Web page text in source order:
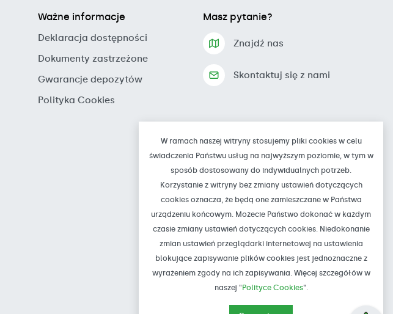
Ważne informacje
Deklaracja dostępności
Dokumenty zastrzeżone
Gwarancje depozytów
Polityka Cookies
Masz pytanie?
Znajdź nas
Skontaktuj się z nami
W ramach naszej witryny stosujemy pliki cookies w celu
świadczenia Państwu usług na najwyższym poziomie, w tym w
sposób dostosowany do indywidualnych potrzeb.
Korzystanie z witryny bez zmiany ustawień dotyczących
cookies oznacza, że będą one zamieszczane w Państwa
urządzeniu końcowym. Możecie Państwo dokonać w każdym
czasie zmiany ustawień dotyczących cookies. Niedokonanie
zmian ustawień przeglądarki internetowej na ustawienia
blokujące zapisywanie plików cookies jest jednoznaczne z
wyrażeniem zgody na ich zapisywania. Więcej szczegółów w
naszej " Polityce Cookies".